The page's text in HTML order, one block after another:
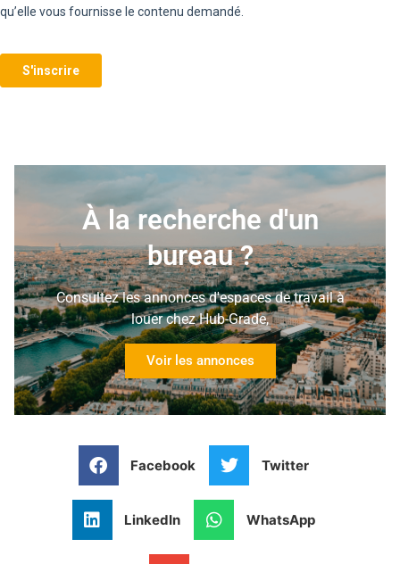
À la recherche d'un
bureau ?
Consultez les annonces d'espaces de travail à
louer chez Hub-Grade,
Voir les annonces
Facebook Twitter
LinkedIn WhatsApp